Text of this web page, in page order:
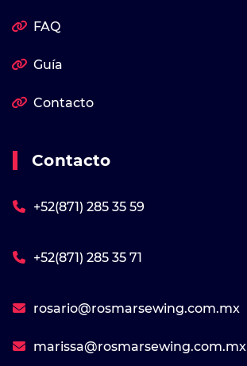
FAQ
Guía
Contacto
Contacto
+52(871) 285 35 59
+52(871) 285 35 71
rosario@rosmarsewing.com.mx
marissa@rosmarsewing.com.mx